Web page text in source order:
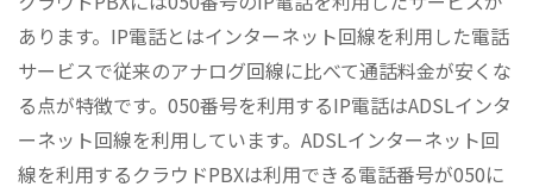
あります。IP電話とはインターネット回線を利用した電話
サービスで従来のアナログ回線に比べて通話料金が安くな
る点が特徴です。050番号を利用するIP電話はADSLインタ
ーネット回線を利用しています。ADSLインターネット回
線を利用するクラウドPBXは利用できる電話番号が050に